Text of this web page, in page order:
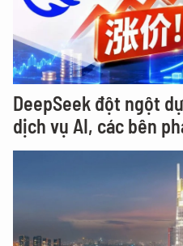
DeepSeek đột ngột
dịch vụ AI, các bên